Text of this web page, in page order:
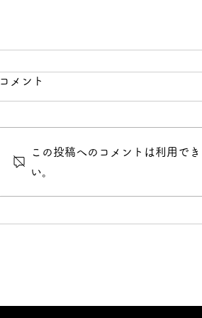
いろいろなレッスンをオンラ
コメント
この投稿へのコメントは利用で
い。